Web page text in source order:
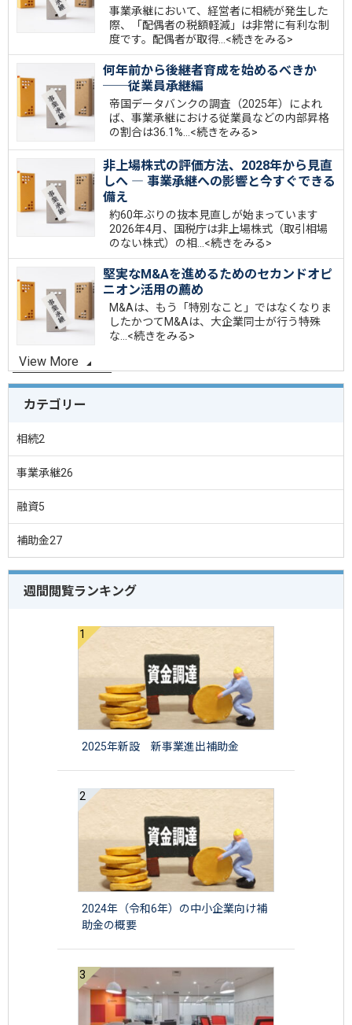
事業承継において、経営者に相続が発生した
際、「配偶者の税額軽減」は非常に有利な制
度です。配偶者が取得… <続きをみる>
何年前から後継者育成を始めるべきか
──従業員承継編
帝国データバンクの調査（2025年）によれ
ば、事業承継における従業員などの内部昇格
の割合は36.1%… <続きをみる>
非上場株式の評価方法、2028年から見直
しへ ― 事業承継への影響と今すぐできる
備え
約60年ぶりの抜本見直しが始まっています
2026年4月、国税庁は非上場株式（取引相場
のない株式）の相… <続きをみる>
堅実なM&Aを進めるためのセカンドオピ
ニオン活用の薦め
M&Aは、もう「特別なこと」ではなくなりま
したかつてM&Aは、大企業同士が行う特殊
な… <続きをみる>
View More
カテゴリー
相続2
事業承継26
融資5
補助金27
週間閲覧ランキング
2025年新設 新事業進出補助金
2024年（令和6年）の中小企業向け補
助金の概要